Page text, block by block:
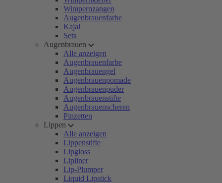
Wimpernzangen
Augenbrauenfarbe
Kajal
Sets
Augenbrauen
Alle anzeigen
Augenbrauenfarbe
Augenbrauengel
Augenbrauenpomade
Augenbrauenpuder
Augenbrauenstifte
Augenbrauenscheren
Pinzetten
Lippen
Alle anzeigen
Lippenstifte
Lipgloss
Lipliner
Lip-Plumper
Liquid Lipstick